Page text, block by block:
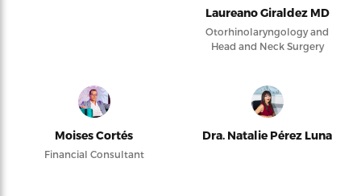
Laureano Giraldez MD
Otorhinolaryngology and
Head and Neck Surgery
Moises Cortés
Financial Consultant
Dra. Natalie Pérez Luna